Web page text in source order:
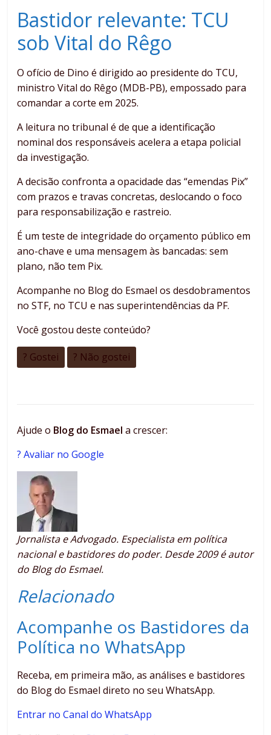
Bastidor relevante: TCU
sob Vital do Rêgo
O ofício de Dino é dirigido ao presidente do TCU,
ministro Vital do Rêgo (MDB-PB), empossado para
comandar a corte em 2025.
A leitura no tribunal é de que a identificação
nominal dos responsáveis acelera a etapa policial
da investigação.
A decisão confronta a opacidade das “emendas Pix”
com prazos e travas concretas, deslocando o foco
para responsabilização e rastreio.
É um teste de integridade do orçamento público em
ano-chave e uma mensagem às bancadas: sem
plano, não tem Pix.
Acompanhe no Blog do Esmael os desdobramentos
no STF, no TCU e nas superintendências da PF.
Você gostou deste conteúdo?
? Gostei ? Não gostei
Ajude o Blog do Esmael a crescer:
? Avaliar no Google
Jornalista e Advogado. Especialista em política
nacional e bastidores do poder. Desde 2009 é autor
do Blog do Esmael.
Relacionado
Acompanhe os Bastidores da
Política no WhatsApp
Receba, em primeira mão, as análises e bastidores
do Blog do Esmael direto no seu WhatsApp.
Entrar no Canal do WhatsApp